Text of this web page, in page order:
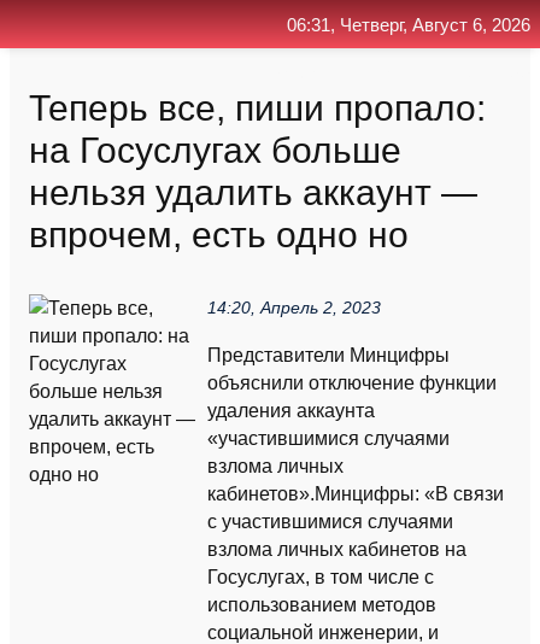
Теперь все, пиши пропало:
на Госуслугах больше
нельзя удалить аккаунт —
впрочем, есть одно но
14:20, Апрель 2, 2023
Представители Минцифры
объяснили отключение функции
удаления аккаунта
«участившимися случаями
взлома личных
кабинетов».Минцифры: «В связи
с участившимися случаями
взлома личных кабинетов на
Госуслугах, в том числе с
использованием методов
социальной инженерии, и
06:31, Четверг, Август 6, 2026